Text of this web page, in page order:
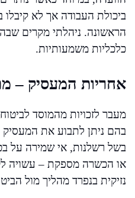
ביכולת העבודה אך לא
הראשונה. ניהלתי מקרים
כלכליות משמעותיות.
אחריות המעסיק –
מעבר לזכויות מהמוסד
בהם ניתן לתבוע את
בשל רשלנות, אי שמירה על
או הכשרה מספקת – עשויה
נזיקית בנפרד מהליך מול